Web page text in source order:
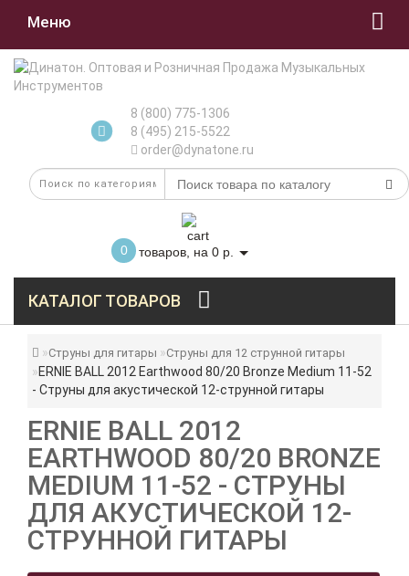
Меню
8 (800) 775-1306
8 (495) 215-5522
order@dynatone.ru
0 товаров, на 0 р.
КАТАЛОГ ТОВАРОВ
Струны для гитары Струны для 12 струнной гитары
ERNIE BALL 2012 Earthwood 80/20 Bronze Medium 11-52
- Струны для акустической 12-струнной гитары
ERNIE BALL 2012
EARTHWOOD 80/20 BRONZE
MEDIUM 11-52 - СТРУНЫ
ДЛЯ АКУСТИЧЕСКОЙ 12-
СТРУННОЙ ГИТАРЫ